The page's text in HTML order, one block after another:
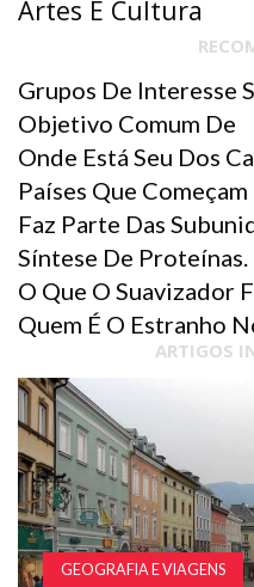
Artes E Cultura
Grupos De Interesse
Objetivo Comum De
Onde Está Seu Dos
Países Que
Faz Parte Das
Síntese De Proteínas.
O Que O Suavizador
Quem É O Estranho
ARTIGOS
GEOGRAFIA E VIAGENS